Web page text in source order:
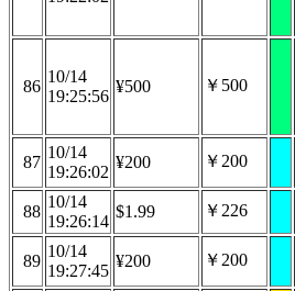
86
10/14
19:25:56
¥500 ￥500
87
10/14
19:26:02
¥200 ￥200
88
10/14
19:26:14
$1.99 ￥226
89
10/14
19:27:45
¥200 ￥200